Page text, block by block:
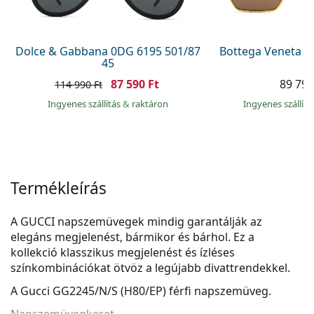
Precision
Dolce & Gabbana 0DG 6195 501/87
45
114 990 Ft 87 590 Ft
Ingyenes szállítás& raktáron
Bottega Veneta
89
Ingyenes
Termékleírás
A GUCCI napszemüvegek mindig garantálják az
elegáns megjelenést, bármikor és bárhol. Ez a
kollekció klasszikus megjelenést és ízléses
színkombinációkat ötvöz a legújabb divattrendekkel.
A Gucci GG2245/N/S (H80/EP)férfi napszemüveg.